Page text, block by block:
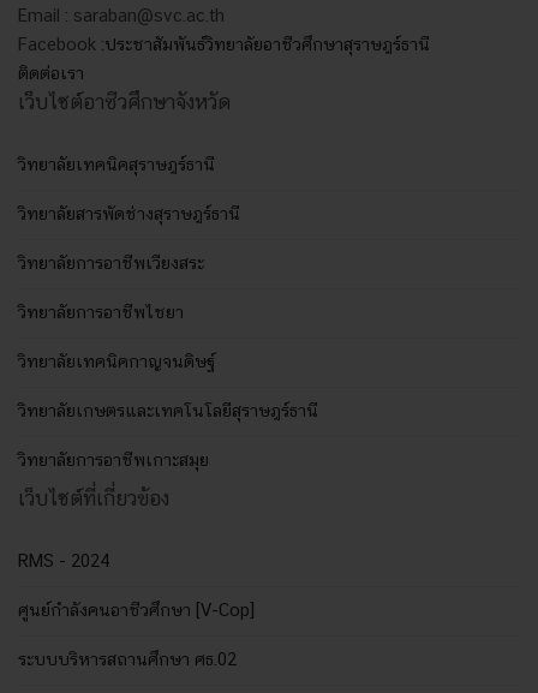
Email : saraban@svc.ac.th
Facebook :ประชาสัมพันธ์วิทยาลัยอาชีวศึกษาสุราษฎร์ธานี
ติดต่อเรา
เว็บไซต์อาชีวศึกษาจังหวัด
วิทยาลัยเทคนิคสุราษฎร์ธานี
วิทยาลัยสารพัดช่างสุราษฎร์ธานี
วิทยาลัยการอาชีพเวียงสระ
วิทยาลัยการอาชีพไชยา
วิทยาลัยเทคนิคกาญจนดิษฐ์
วิทยาลัยเกษตรและเทคโนโลยีสุราษฎร์ธานี
วิทยาลัยการอาชีพเกาะสมุย
เว็บไซต์ที่เกี่ยวข้อง
RMS - 2024
ศูนย์กำลังคนอาชีวศึกษา [V-Cop]
ระบบบริหารสถานศึกษา ศธ.02